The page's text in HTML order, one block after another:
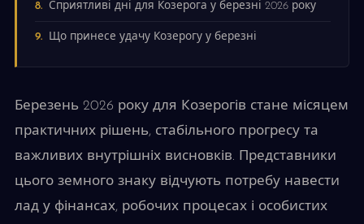
Сприятливі дні для Козерога у березні 2026 року
Що принесе удачу Козерогу у березні
Березень 2026 року для Козерогів стане місяцем
практичних рішень, стабільного прогресу та
важливих внутрішніх висновків. Представники
цього земного знаку відчують потребу навести
лад у фінансах, робочих процесах і особистих